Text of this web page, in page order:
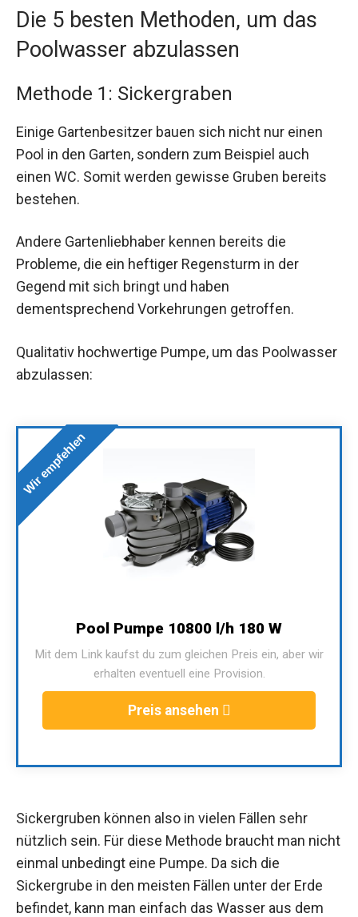
Die 5 besten Methoden, um das
Poolwasser abzulassen
Methode 1: Sickergraben
Einige Gartenbesitzer bauen sich nicht nur einen
Pool in den Garten, sondern zum Beispiel auch
einen WC. Somit werden gewisse Gruben bereits
bestehen.
Andere Gartenliebhaber kennen bereits die
Probleme, die ein heftiger Regensturm in der
Gegend mit sich bringt und haben
dementsprechend Vorkehrungen getroffen.
Qualitativ hochwertige Pumpe, um das Poolwasser
abzulassen:
Wir empfehlen
Pool Pumpe 10800 l/h 180 W
Mit dem Link kaufst du zum gleichen Preis ein, aber wir
erhalten eventuell eine Provision.
Preis ansehen
Sickergruben können also in vielen Fällen sehr
nützlich sein. Für diese Methode braucht man nicht
einmal unbedingt eine Pumpe. Da sich die
Sickergrube in den meisten Fällen unter der Erde
befindet, kann man einfach das Wasser aus dem